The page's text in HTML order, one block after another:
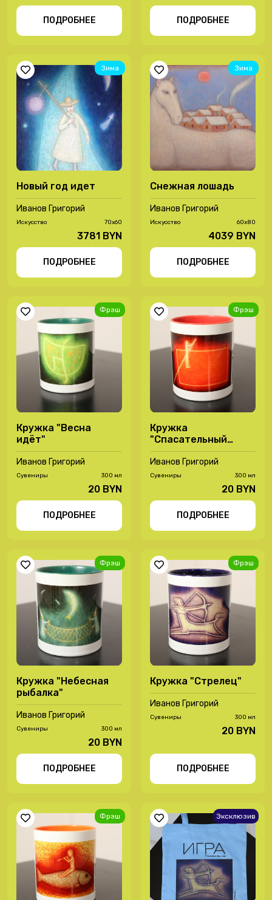
ПОДРОБНЕЕ ПОДРОБНЕЕ
Зима
Новый год идет
Иванов Григорий
Иcкусство 70х60
3781 BYN
ПОДРОБНЕЕ
Зима
Снежная лошадь
Иванов Григорий
Иcкусство 60х80
4039 BYN
ПОДРОБНЕЕ
Фрэш
Кружка "Весна
идёт"
Иванов Григорий
Сувениры 300 мл
20 BYN
ПОДРОБНЕЕ
Фрэш
Кружка
"Спасательный
плотик"
Иванов Григорий
Сувениры 300 мл
20 BYN
ПОДРОБНЕЕ
Фрэш
Кружка "Небесная
рыбалка"
Иванов Григорий
Сувениры 300 мл
20 BYN
ПОДРОБНЕЕ
Фрэш
Кружка "Стрелец"
Иванов Григорий
Сувениры 300 мл
20 BYN
ПОДРОБНЕЕ
Фрэш Эксклюзив